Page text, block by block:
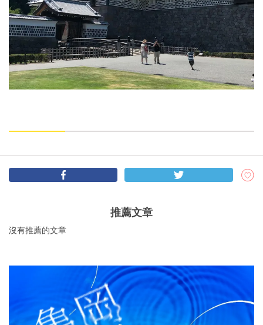
推薦文章
沒有推薦的文章